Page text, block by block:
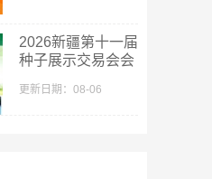
2026新疆第十一届
种子展示交易会会
展商名录
更新日期：08-06